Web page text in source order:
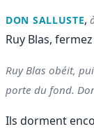
DON SALLUSTE,
Ruy Blas,
Ruy Blas obéit,
porte du fond.
Ils dorment